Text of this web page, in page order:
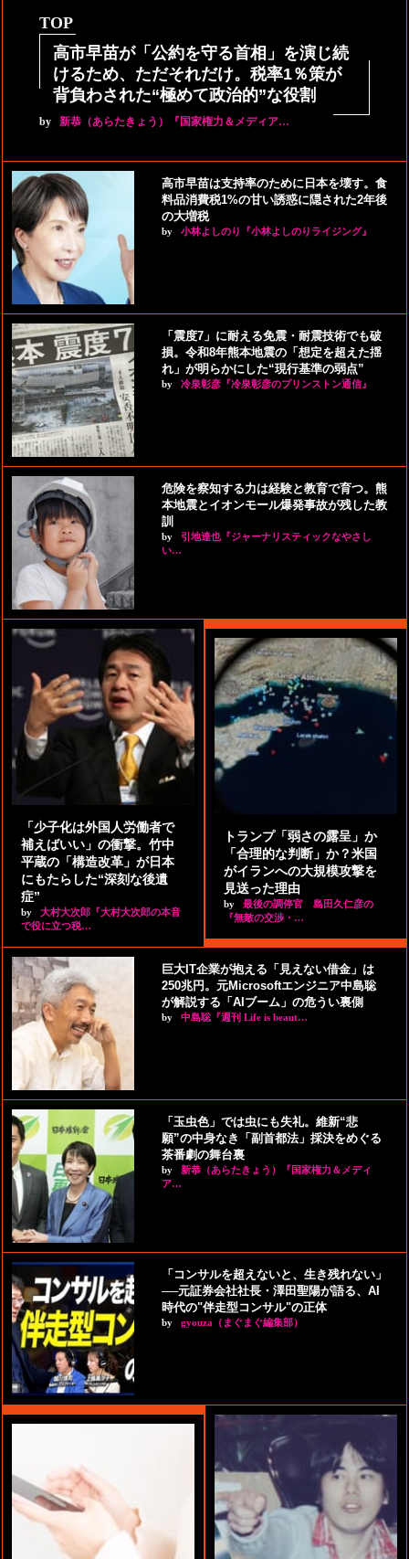
TOP
高市早苗が「公約を守る首相」を演じ続
けるため、ただそれだけ。税率1％策が
背負わされた“極めて政治的”な役割
by 新恭（あらたきょう）『国家権力＆メディア…
高市早苗は支持率のために日本を壊す。食
料品消費税1%の甘い誘惑に隠された2年後
の大増税
by 小林よしのり『小林よしのりライジング』
「震度7」に耐える免震・耐震技術でも破
損。令和8年熊本地震の「想定を超えた揺
れ」が明らかにした“現行基準の弱点”
by 冷泉彰彦『冷泉彰彦のプリンストン通信』
危険を察知する力は経験と教育で育つ。熊
本地震とイオンモール爆発事故が残した教
訓
by
引地達也『ジャーナリスティックなやさし
い…
「少子化は外国人労働者で
補えばいい」の衝撃。竹中
平蔵の「構造改革」が日本
にもたらした“深刻な後遺
症”
by
大村大次郎『大村大次郎の本音
で役に立つ税…
トランプ「弱さの露呈」か
「合理的な判断」か？米国
がイランへの大規模攻撃を
見送った理由
by
最後の調停官 島田久仁彦の
『無敵の交渉・…
巨大IT企業が抱える「見えない借金」は
250兆円。元Microsoftエンジニア中島聡
が解説する「AIブーム」の危うい裏側
by 中島聡『週刊 Life is beaut…
「玉虫色」では虫にも失礼。維新“悲
願”の中身なき「副首都法」採決をめぐる
茶番劇の舞台裏
by
新恭（あらたきょう）『国家権力＆メディ
ア…
「コンサルを超えないと、生き残れない」
──元証券会社社長・澤田聖陽が語る、AI
時代の"伴走型コンサル"の正体
by gyouza（まぐまぐ編集部）